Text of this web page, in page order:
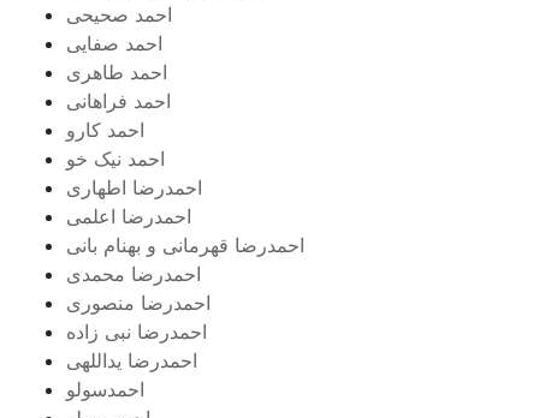
احمد صحیحی
احمد صفایی
احمد طاهری
احمد فراهانی
احمد کارو
احمد نیک خو
احمدرضا اطهاری
احمدرضا اعلمی
احمدرضا قهرمانی و بهنام بانی
احمدرضا محمدی
احمدرضا منصوری
احمدرضا نبی زاده
احمدرضا یداللهی
احمدسولو